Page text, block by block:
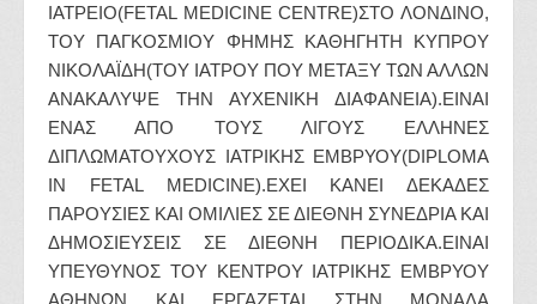
ΙΑΤΡΕΙΟ(FETAL MEDICINE CENTRE)ΣΤΟ ΛΟΝΔΙΝΟ,
ΤΟΥ ΠΑΓΚΟΣΜΙΟΥ ΦΗΜΗΣ ΚΑΘΗΓΗΤΗ ΚΥΠΡΟΥ
ΝΙΚΟΛΑΪΔΗ(ΤΟΥ ΙΑΤΡΟΥ ΠΟΥ ΜΕΤΑΞΥ ΤΩΝ ΑΛΛΩΝ
ΑΝΑΚΑΛΥΨΕ ΤΗΝ ΑΥΧΕΝΙΚΗ ΔΙΑΦΑΝΕΙΑ).ΕΙΝΑΙ
ΕΝΑΣ ΑΠΟ ΤΟΥΣ ΛΙΓΟΥΣ ΕΛΛΗΝΕΣ
ΔΙΠΛΩΜΑΤΟΥΧΟΥΣ ΙΑΤΡΙΚΗΣ ΕΜΒΡΥΟΥ(DIPLOMA
IN FETAL MEDICINE).ΕΧΕΙ ΚΑΝΕΙ ΔΕΚΑΔΕΣ
ΠΑΡΟΥΣΙΕΣ ΚΑΙ ΟΜΙΛΙΕΣ ΣΕ ΔΙΕΘΝΗ ΣΥΝΕΔΡΙΑ ΚΑΙ
ΔΗΜΟΣΙΕΥΣΕΙΣ ΣΕ ΔΙΕΘΝΗ ΠΕΡΙΟΔΙΚΑ.ΕΙΝΑΙ
ΥΠΕΥΘΥΝΟΣ ΤΟΥ ΚΕΝΤΡΟΥ ΙΑΤΡΙΚΗΣ ΕΜΒΡΥΟΥ
ΑΘΗΝΩΝ ΚΑΙ ΕΡΓΑΖΕΤΑΙ ΣΤΗΝ ΜΟΝΑΔΑ